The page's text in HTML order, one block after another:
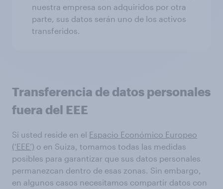
nuestra empresa son adquiridos por otra
parte, sus datos serán uno de los activos
transferidos.
Transferencia de datos personales
fuera del EEE
Si usted reside en el Espacio Económico Europeo
(‘EEE’) o en Suiza, tomamos todas las medidas
posibles para garantizar que sus datos personales
permanezcan dentro de esas zonas. Sin embargo,
en algunos casos necesitamos compartir datos con